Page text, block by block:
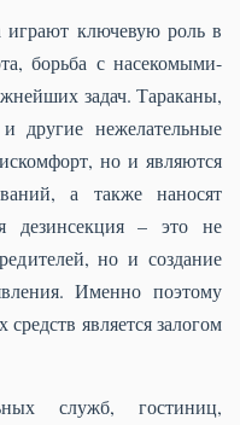
играют ключевую роль в
борьба с насекомыми-
задач. Тараканы,
другие нежелательные
но и являются
а также наносят
дезинсекция – это не
но и создание
Именно поэтому
является залогом
служб, гостиниц,